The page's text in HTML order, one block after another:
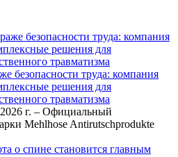
безопасности труда: компания
решения для
травматизма
г. – Официальный
Mehlhose Antirutschprodukte